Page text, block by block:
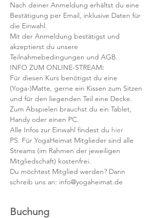
Nach deiner Anmeldung erhältst du eine
Bestätigung per Email, inklusive Daten für
die Einwahl.
Mit der Anmeldung bestätigst und
akzeptierst du unsere
Teilnahmebedingungen und AGB.
INFO ZUM ONLINE-STREAM:
Für diesen Kurs benötigst du eine
(Yoga-)Matte, gerne ein Kissen zum Sitzen
und für den liegenden Teil eine Decke.
Zum Abspielen brauchst du ein Tablet,
Handy oder einen PC.
Alle Infos zur Einwahl findest du hier
PS. Für YogaHeimat Mitglieder sind alle
Streams (im Rahmen der jeweiligen
Mitgliedschaft) kostenfrei.
Du möchtest Mitglied werden? Dann
schreib uns an: info@yogaheimat.de
Buchung